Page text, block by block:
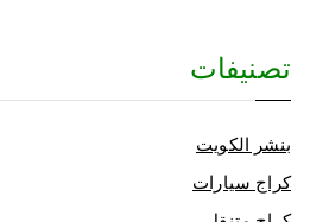
تصنيفات
بنشر الكويت
كراج سيارات